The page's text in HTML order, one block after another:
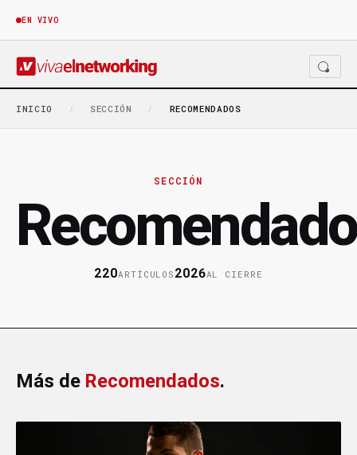
EN VIVO
INICIO / SECCIÓN / RECOMENDADOS
SECCIÓN
220ARTÍCULOS 2026AL CIERRE
Más de Recomendados.